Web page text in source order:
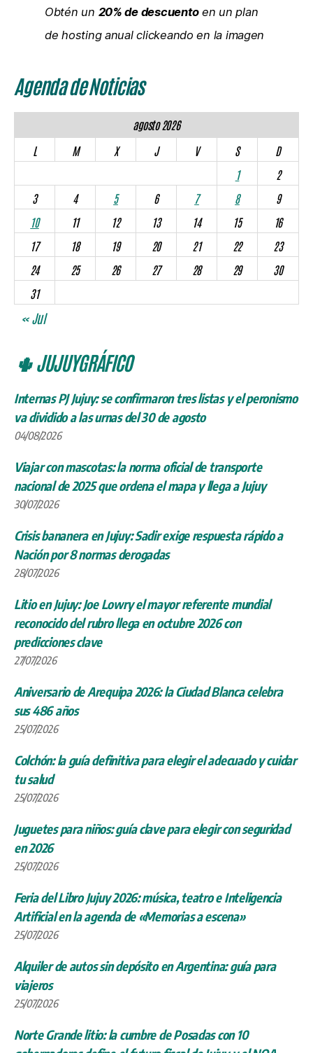
Obtén un 20% de descuentoen un plan
de hosting anual clickeando en la imagen
Agenda de Noticias
agosto 2026
L
M X J V S
D
1
2
3
4 5 6 7 8
9
10
11 12 13 14 15
16
17
18 19 20 21 22
23
24
25 26 27 28 29
30
31
« Jul
🌵 JUJUYGRÁFICO
Internas PJ Jujuy: se confirmaron tres listas y el peronismo
va dividido a las urnas del 30 de agosto
04/08/2026
Viajar con mascotas: la norma oficial de transporte
nacional de 2025 que ordena el mapa y llega a Jujuy
30/07/2026
Crisis bananera en Jujuy: Sadir exige respuesta rápido a
Nación por 8 normas derogadas
28/07/2026
Litio en Jujuy: Joe Lowry el mayor referente mundial
reconocido del rubro llega en octubre 2026 con
predicciones clave
27/07/2026
Aniversario de Arequipa 2026: la Ciudad Blanca celebra
sus 486 años
25/07/2026
Colchón: la guía definitiva para elegir el adecuado y cuidar
tu salud
25/07/2026
Juguetes para niños: guía clave para elegir con seguridad
en 2026
25/07/2026
Feria del Libro Jujuy 2026: música, teatro e Inteligencia
Artificial en la agenda de «Memorias a escena»
25/07/2026
Alquiler de autos sin depósito en Argentina: guía para
viajeros
25/07/2026
Norte Grande litio: la cumbre de Posadas con 10